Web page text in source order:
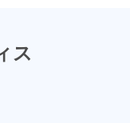
ス